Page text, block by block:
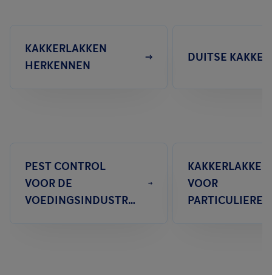
KAKKERLAKKEN
HERKENNEN
DUITSE
PEST CONTROL
VOOR DE
VOEDINGSINDUSTRIE
VOOR
PARTICULIEREN